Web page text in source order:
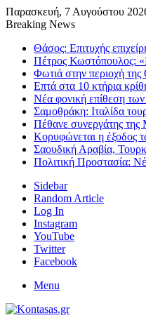
Παρασκευή, 7 Αυγούστου
Breaking News
Θάσος: Επιτυχής
Πέτρος Κωστόπουλος:
Φωτιά στην περιοχή
Επτά στα 10 κτήρια
Νέα φονική επίθεση
Σαμοθράκη: Ιταλίδα
Πέθανε συνεργάτης της
Κορυφώνεται η έξοδος
Σαουδική Αραβία,
Πολιτική Προστασία:
Sidebar
Random Article
Log In
Instagram
YouTube
Twitter
Facebook
Menu